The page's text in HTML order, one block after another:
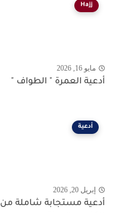
Hajj
مايو 16, 2026
أدعية العمرة " الطواف "
أدعية
إبريل 20, 2026
أدعية مستجابة شاملة من